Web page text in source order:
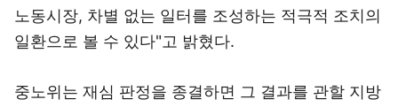
노동시장, 차별 없는 일터를 조성하는 적극적 조치의
일환으로 볼 수 있다"고 밝혔다.
중노위는 재심 판정을 종결하면 그 결과를 관할 지방